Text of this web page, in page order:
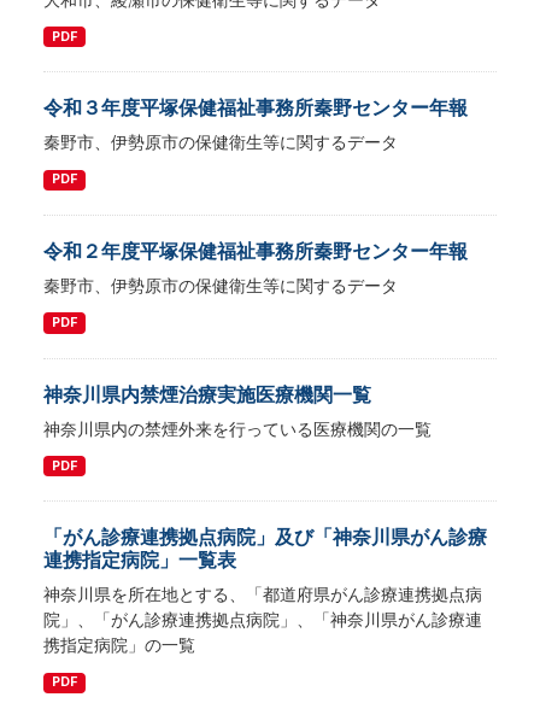
PDF
令和３年度平塚保健福祉事務所秦野センター年報
秦野市、伊勢原市の保健衛生等に関するデータ
PDF
令和２年度平塚保健福祉事務所秦野センター年報
秦野市、伊勢原市の保健衛生等に関するデータ
PDF
神奈川県内禁煙治療実施医療機関一覧
神奈川県内の禁煙外来を行っている医療機関の一覧
PDF
「がん診療連携拠点病院」及び「神奈川県がん診療
連携指定病院」一覧表
神奈川県を所在地とする、「都道府県がん診療連携拠点病
院」、「がん診療連携拠点病院」、「神奈川県がん診療連
携指定病院」の一覧
PDF